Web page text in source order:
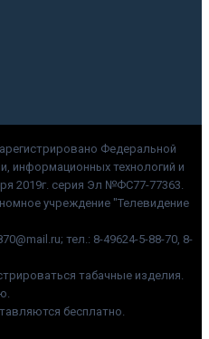
Федеральной
информационных технологий и
2019г. серия Эл №ФС77-77363.
учреждение "Телевидение
тел.: 8-49624-5-88-70, 8-
табачные изделия.
бесплатно.